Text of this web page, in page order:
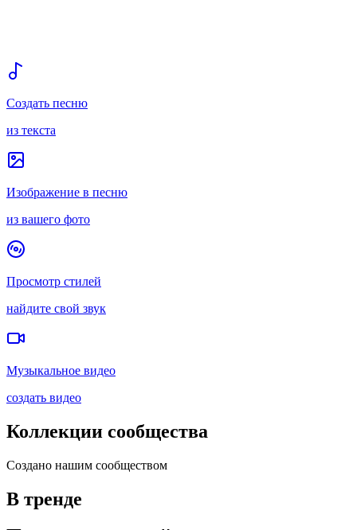
Создать песню
из текста
Изображение в песню
из вашего фото
Просмотр стилей
найдите свой звук
Музыкальное видео
создать видео
Коллекции сообщества
Создано нашим сообществом
В тренде